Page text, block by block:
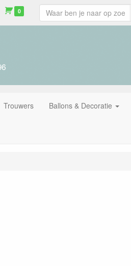
0
Trouwers Ballons & Decoratie